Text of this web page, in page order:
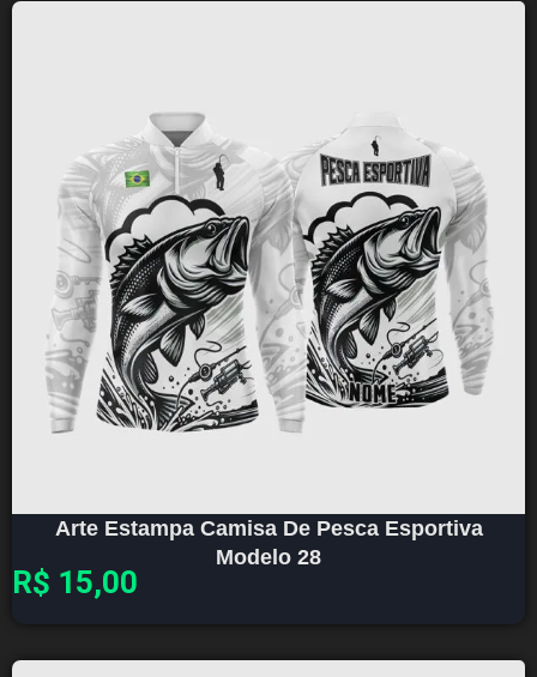
Arte Estampa Camisa De Pesca Esportiva
Modelo 28
R$ 15,00